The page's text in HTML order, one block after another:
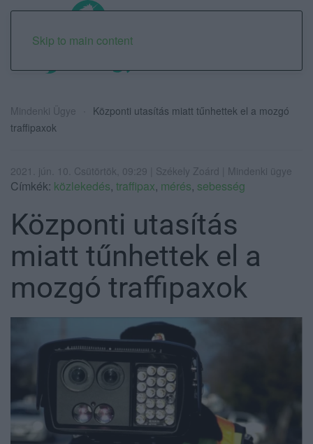
Skip to main content
Mindenki Ügye
Központi utasítás miatt tűnhettek el a mozgó
traffipaxok
2021. jún. 10. Csütörtök, 09:29 | Székely Zoárd | Mindenki ügye
Címkék: közlekedés, traffipax, mérés, sebesség
Központi utasítás
miatt tűnhettek el a
mozgó traffipaxok